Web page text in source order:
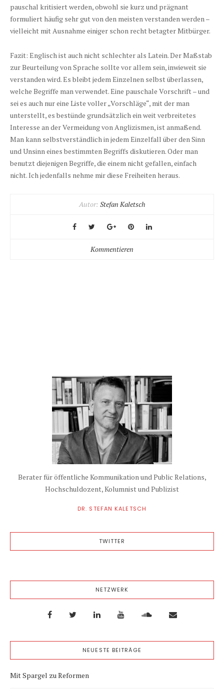
pauschal kritisiert werden, obwohl sie kurz und prägnant
formuliert häufig sehr gut von den meisten verstanden werden –
vielleicht mit Ausnahme einiger schon recht betagter Mitbürger.
Fazit: Englisch ist auch nicht schlechter als Latein. Der Maßstab
zur Beurteilung von Sprache sollte vor allem sein, inwieweit sie
verstanden wird. Es bleibt jedem Einzelnen selbst überlassen,
welche Begriffe man verwendet. Eine pauschale Vorschrift – und
sei es auch nur eine Liste voller „Vorschläge“, mit der man
unterstellt, es bestünde grundsätzlich ein weit verbreitetes
Interesse an der Vermeidung von Anglizismen, ist anmaßend.
Man kann selbstverständlich in jedem Einzelfall über den Sinn
und Unsinn eines bestimmten Begriffs diskutieren. Oder man
benutzt diejenigen Begriffe, die einem nicht gefallen, einfach
nicht. Ich jedenfalls nehme mir diese Freiheiten heraus.
Autor: Stefan Kaletsch
Kommentieren
Berater für öffentliche Kommunikation und Public Relations,
Hochschuldozent, Kolumnist und Publizist
DR. STEFAN KALETSCH
TWITTER
NETZWERK
NEUESTE BEITRÄGE
Mit Spargel zu Reformen